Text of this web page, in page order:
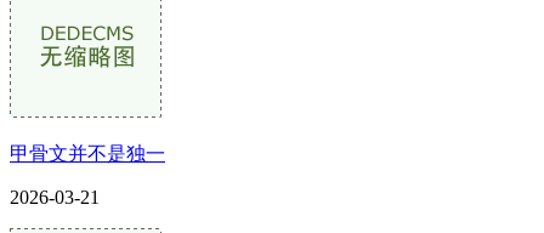
甲骨文并不是独一
2026-03-21